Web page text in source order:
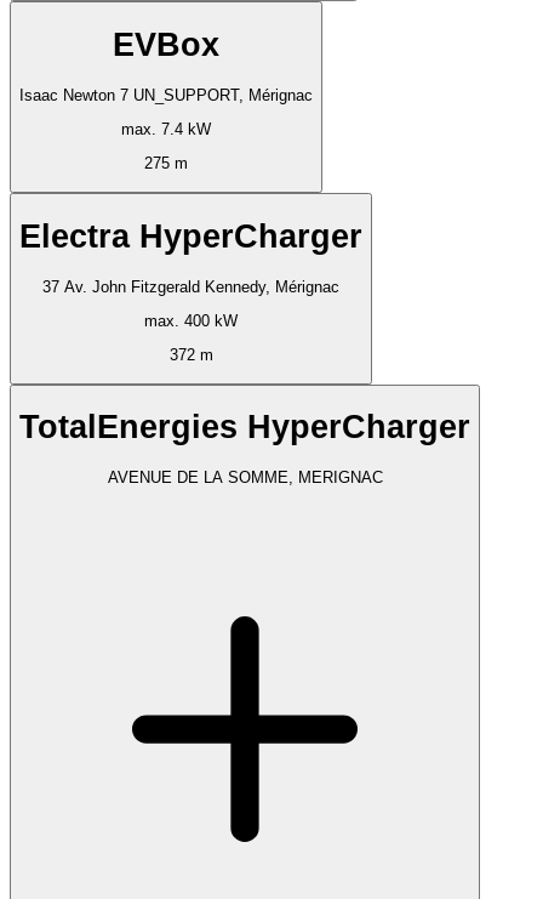
EVBox
Isaac Newton 7 UN_SUPPORT, Mérignac
max. 7.4 kW
275 m
Electra HyperCharger
37 Av. John Fitzgerald Kennedy, Mérignac
max. 400 kW
372 m
TotalEnergies HyperCharger
AVENUE DE LA SOMME, MERIGNAC